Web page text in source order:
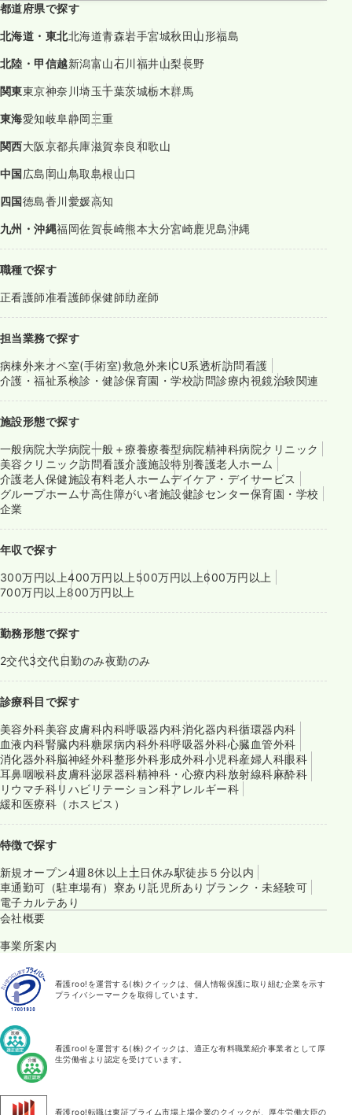
都道府県で探す
北海道・東北北海道青森岩手宮城秋田山形福島
北陸・甲信越新潟富山石川福井山梨長野
関東東京神奈川埼玉千葉茨城栃木群馬
東海愛知岐阜静岡三重
関西大阪京都兵庫滋賀奈良和歌山
中国広島岡山鳥取島根山口
四国徳島香川愛媛高知
九州・沖縄福岡佐賀長崎熊本大分宮崎鹿児島沖縄
職種で探す
正看護師准看護師保健師助産師
担当業務で探す
病棟外来オペ室(手術室)救急外来ICU系透析訪問看護
介護・福祉系検診・健診保育園・学校訪問診療内視鏡治験関連
施設形態で探す
一般病院大学病院一般＋療養療養型病院精神科病院クリニック
美容クリニック訪問看護介護施設特別養護老人ホーム
介護老人保健施設有料老人ホームデイケア・デイサービス
グループホームサ高住障がい者施設健診センター保育園・学校
企業
年収で探す
300万円以上400万円以上 500万円以上600万円以上
700万円以上800万円以上
勤務形態で探す
2交代3交代日勤のみ夜勤のみ
診療科目で探す
美容外科美容皮膚科内科呼吸器内科消化器内科循環器内科
血液内科腎臓内科糖尿病内科外科呼吸器外科心臓血管外科
消化器外科脳神経外科整形外科形成外科小児科産婦人科眼科
耳鼻咽喉科皮膚科泌尿器科精神科・心療内科放射線科麻酔科
リウマチ科リハビリテーション科アレルギー科
緩和医療科（ホスピス）
特徴で探す
新規オープン4週8休以上 土日休み駅徒歩５分以内
車通勤可（駐車場有） 寮あり託児所あり ブランク・未経験可
電子カルテあり
会社概要
事業所案内
看護roo!を運営する(株)クイックは、個人情報保護に取り組む企業を示す
プライバシーマークを取得しています。
看護roo!を運営する(株)クイックは、適正な有料職業紹介事業者として厚
生労働省より認定を受けています。
看護roo!転職は東証プライム市場上場企業のクイックが、厚生労働大臣の